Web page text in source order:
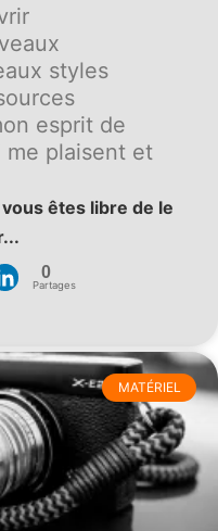
styles
esprit de
plaisent et
êtes libre de le
0
Partages
MATÉRIEL